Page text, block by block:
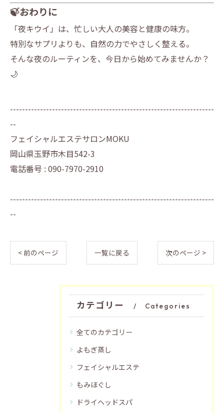
🍃おわりに
「夜キウイ」は、忙しい大人の美容と健康の味方。
特別なサプリよりも、自然の力でやさしく整える。
そんな夜のルーティンを、今日から始めてみませんか？
🌙
--------------------------------------------------------------------
--
フェイシャルエステサロンMOKU
岡山県玉野市木目542-3
電話番号 : 090-7970-2910
--------------------------------------------------------------------
--
< 前のページ 一覧に戻る 次のページ >
カテゴリー Categories
全てのカテゴリー
よもぎ蒸し
フェイシャルエステ
もみほぐし
ドライヘッドスパ